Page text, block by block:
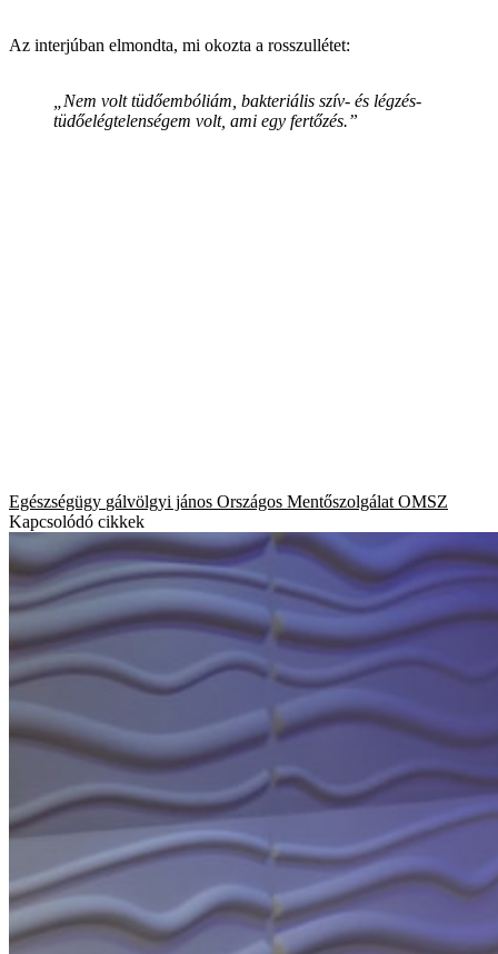
Az interjúban elmondta, mi okozta a rosszullétet:
Nem volt tüdőembóliám, bakteriális szív- és légzés-
tüdőelégtelenségem volt, ami egy fertőzés.”
Egészségügy gálvölgyi jános Országos Mentőszolgálat OMSZ
Kapcsolódó cikkek